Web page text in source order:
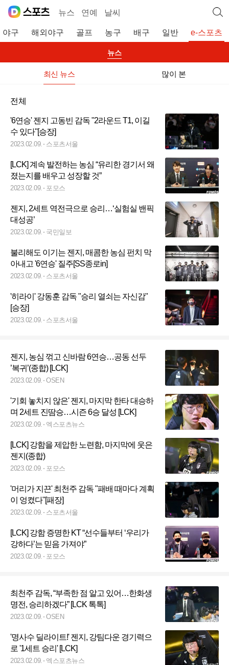
뉴스 연예 날씨
야구 해외야구 골프 농구 배구 일반 e-스포츠
뉴스
최신 뉴스 많이 본
전체
'6연승' 젠지 고동빈 감독 "2라운드 T1, 이길
수 있다"[승장]
2023.02.09. 스포츠서울
[LCK] 계속 발전하는 농심 “유리한 경기서 왜
졌는지를 배우고 성장할 것”
2023.02.09. 포모스
젠지, 2세트 역전극으로 승리…‘실험실 밴픽
대성공’
2023.02.09. 국민일보
불리해도 이기는 젠지, 매콤한 농심 펀치 막
아내고 '6연승' 질주[SS종로in]
2023.02.09. 스포츠서울
'히라이' 강동훈 감독 "승리 열쇠는 자신감"
[승장]
2023.02.09. 스포츠서울
젠지, 농심 꺾고 신바람 6연승…공동 선두
’복귀’(종합) [LCK]
2023.02.09. OSEN
'기회 놓치지 않은' 젠지, 마지막 한타 대승하
며 2세트 진땀승…시즌 6승 달성 [LCK]
2023.02.09. 엑스포츠뉴스
[LCK] 강함을 제압한 노련함, 마지막에 웃은
젠지(종합)
2023.02.09. 포모스
'머리가 지끈' 최천주 감독 "패배 때마다 계획
이 엉켰다"[패장]
2023.02.09. 스포츠서울
[LCK] 강함 증명한 KT “선수들부터 ‘우리가
강하다’는 믿음 가져야”
2023.02.09. 포모스
최천주 감독, “부족한 점 알고 있어…한화생
명전, 승리하겠다” [LCK 톡톡]
2023.02.09. OSEN
'명사수 딜라이트!' 젠지, 강팀다운 경기력으
로 '1세트 승리' [LCK]
2023.02.09. 엑스포츠뉴스